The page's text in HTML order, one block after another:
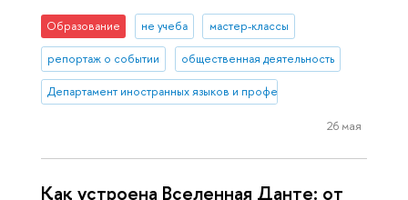
Образование не учеба мастер-классы
репортаж о событии общественная деятельность
Департамент иностранных языков и профессиональной
26 мая
Как устроена Вселенная Данте: от